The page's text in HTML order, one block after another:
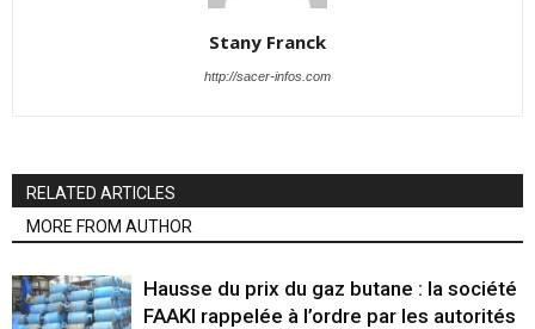
Stany Franck
http://sacer-infos.com
RELATED ARTICLES
MORE FROM AUTHOR
Hausse du prix du gaz butane : la société
FAAKI rappelée à l’ordre par les autorités